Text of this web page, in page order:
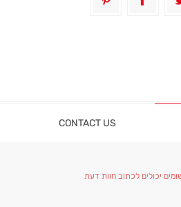
CONTACT US
יכולים לכתוב חוות דעת